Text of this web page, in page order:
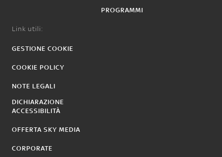
PROGRAMMI
Link utili:
GESTIONE COOKIE
COOKIE POLICY
NOTE LEGALI
DICHIARAZIONE
ACCESSIBILITÀ
OFFERTA SKY MEDIA
CORPORATE